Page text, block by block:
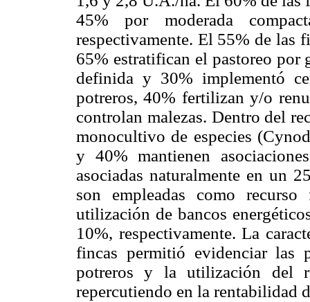
45% por moderada
respectivamente. El 55% de las
65% estratifican el pastoreo por
definida y 30% implementó
potreros, 40% fertilizan y/o
controlan malezas. Dentro del
monocultivo de especies
y 40% mantienen
asociadas naturalmente en un
son empleadas como
utilización de bancos
10%, respectivamente. La
fincas permitió evidenciar las
potreros y la utilización del
repercutiendo en la rentabilidad